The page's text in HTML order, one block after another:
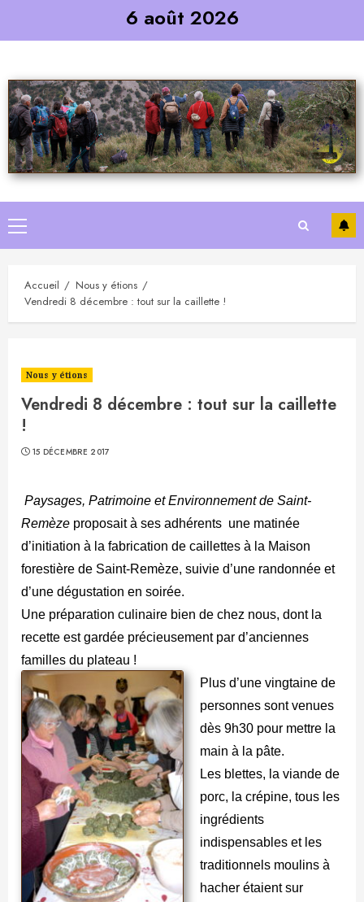
6 août 2026
Primary
Menu
Accueil
Nous y étions
Vendredi 8 décembre : tout sur la caillette !
Nous y étions
Vendredi 8 décembre : tout sur la caillette
!
15 DÉCEMBRE 2017
Paysages, Patrimoine et Environnement de Saint-
Remèze proposait à ses adhérents une matinée
d’initiation à la fabrication de caillettes à la Maison
forestière de Saint-Remèze, suivie d’une randonnée et
d’une dégustation en soirée.
Une préparation culinaire bien de chez nous, dont la
recette est gardée précieusement par d’anciennes
familles du plateau !
Plus d’une vingtaine de
personnes sont venues
dès 9h30 pour mettre la
main à la pâte.
Les blettes, la viande de
porc, la crépine, tous les
ingrédients
indispensables et les
traditionnels moulins à
hacher étaient sur